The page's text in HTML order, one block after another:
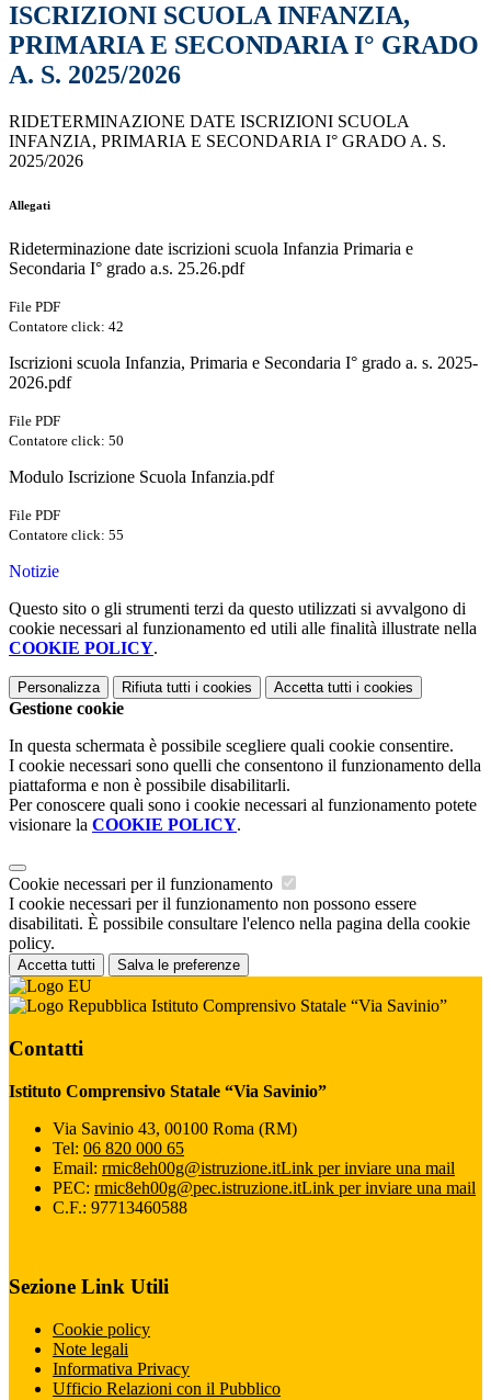
ISCRIZIONI SCUOLA INFANZIA,
PRIMARIA E SECONDARIA I° GRADO
A. S. 2025/2026
RIDETERMINAZIONE DATE ISCRIZIONI SCUOLA
INFANZIA, PRIMARIA E SECONDARIA I° GRADO A. S.
2025/2026
Allegati
Rideterminazione date iscrizioni scuola Infanzia Primaria e
Secondaria I° grado a.s. 25.26.pdf
File PDF
Contatore click: 42
Iscrizioni scuola Infanzia, Primaria e Secondaria I° grado a. s. 2025-
2026.pdf
File PDF
Contatore click: 50
Modulo Iscrizione Scuola Infanzia.pdf
File PDF
Contatore click: 55
Notizie
Questo sito o gli strumenti terzi da questo utilizzati si avvalgono di
cookie necessari al funzionamento ed utili alle finalità illustrate nella
COOKIE POLICY.
Personalizza Rifiuta tutti i cookies Accetta tutti i cookies
Gestione cookie
In questa schermata è possibile scegliere quali cookie consentire.
I cookie necessari sono quelli che consentono il funzionamento della
piattaforma e non è possibile disabilitarli.
Per conoscere quali sono i cookie necessari al funzionamento potete
visionare la COOKIE POLICY.
Cookie necessari per il funzionamento
I cookie necessari per il funzionamento non possono essere
disabilitati. È possibile consultare l'elenco nella pagina della cookie
policy.
Accetta tutti Salva le preferenze
Istituto Comprensivo Statale “Via Savinio”
Contatti
Istituto Comprensivo Statale “Via Savinio”
Via Savinio 43, 00100 Roma (RM)
Tel: 06 820 000 65
Email: rmic8eh00g@istruzione.itLink per inviare una mail
PEC: rmic8eh00g@pec.istruzione.itLink per inviare una mail
C.F.: 97713460588
Sezione Link Utili
Cookie policy
Note legali
Informativa Privacy
Ufficio Relazioni con il Pubblico